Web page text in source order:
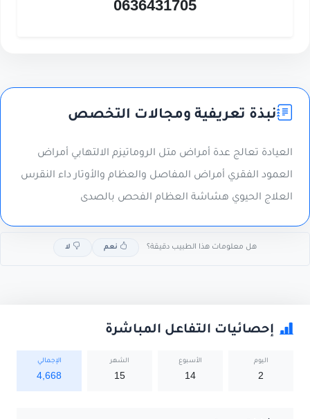
0636431705
نبذة تعريفية ومجالات التخصص
العيادة تعالج عدة أمراض متل الروماتيزم الالتهابي أمراض
العمود الفقري أمراض المفاصل والعظام والأوتار داء النقرس
العلاج الحيوي هشاشة العظام الفحص بالصدى
هل معلومات هذا الطبيب دقيقة؟ نعم لا
إحصائيات التفاعل المباشرة
اليوم
2
الأسبوع
14
الشهر
15
الإجمالي
4,668